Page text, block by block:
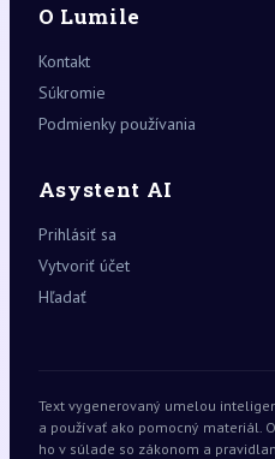
O Lumile
Kontakt
Súkromie
Podmienky používania
Asystent AI
Prihlásiť sa
Vytvoriť účet
Hľadať
Text vygenerovaný umelou
a používať ako pomocný materiál.
ho v súlade so zákonom a